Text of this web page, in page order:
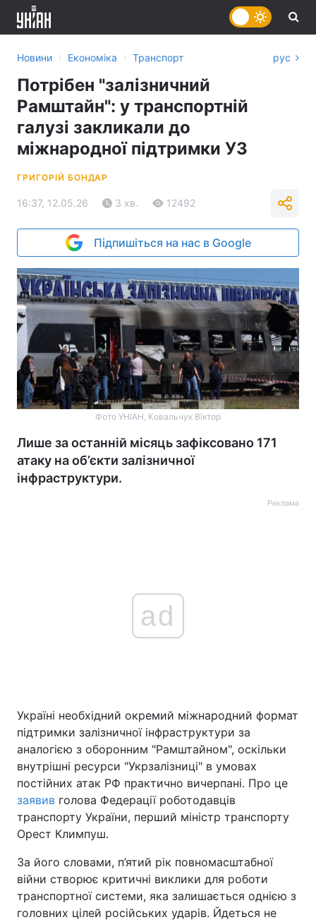
Україна Політика
Економіка Світ
Спорт Наука
Техно і зв'язок Лайт
Здоров'я Туризм
Цікавинки Погода
Новини › Економіка › Транспорт рус
Потрібен "залізничний
Рамштайн": у транспортній
галузі закликали до
міжнародної підтримки УЗ
ГРИГОРІЙ БОНДАР
16:37, 12.05.26 3 хв. 12492
Підпишіться на нас в Google
Фото УНІАН, Ковальчук Віктор
Лише за останній місяць зафіксовано 171
атаку на об’єкти залізничної
інфраструктури.
Реклама
ad
Україні необхідний окремий міжнародний формат
підтримки залізничної інфраструктури за
аналогією з оборонним "Рамштайном", оскільки
внутрішні ресурси "Укрзалізниці" в умовах
постійних атак РФ практично вичерпані. Про це
заявив голова Федерації роботодавців
транспорту України, перший міністр транспорту
Орест Климпуш.
За його словами, п’ятий рік повномасштабної
війни створює критичні виклики для роботи
транспортної системи, яка залишається однією з
головних цілей російських ударів. Йдеться не